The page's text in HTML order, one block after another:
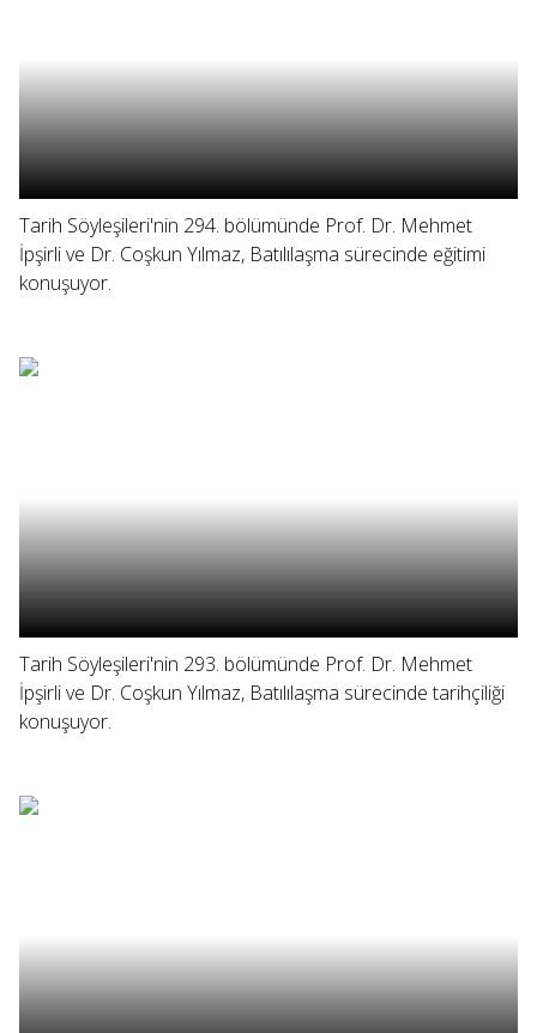
Tarih Söyleşileri'nin 294. bölümünde Prof. Dr. Mehmet
İpşirli ve Dr. Coşkun Yılmaz, Batılılaşma sürecinde eğitimi
konuşuyor.
Tarih Söyleşileri'nin 293. bölümünde Prof. Dr. Mehmet
İpşirli ve Dr. Coşkun Yılmaz, Batılılaşma sürecinde tarihçiliği
konuşuyor.